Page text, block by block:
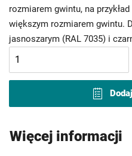
rozmiarem gwintu, na
większym rozmiarem gwintu.
jasnoszarym (RAL 7035) i
Więcej informacji